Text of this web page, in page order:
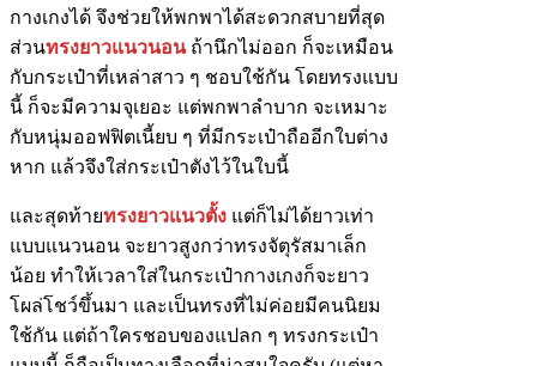
กางเกงได้ จึงช่วยให้พกพาได้สะดวกสบายที่สุด
ส่วนทรงยาวแนวนอนถ้านึกไม่ออก ก็จะเหมือน
กับกระเป๋าที่เหล่าสาว ๆ ชอบใช้กัน โดยทรงแบบ
นี้ ก็จะมีความจุเยอะ แต่พกพาลำบาก จะเหมาะ
กับหนุ่มออฟฟิตเนี้ยบ ๆ ที่มีกระเป๋าถืออีกใบต่าง
หาก แล้วจึงใส่กระเป๋าตังไว้ในใบนี้
และสุดท้ายทรงยาวแนวตั้ง แต่ก็ไม่ได้ยาวเท่า
แบบแนวนอน จะยาวสูงกว่าทรงจัตุรัสมาเล็ก
น้อย ทำให้เวลาใส่ในกระเป๋ากางเกงก็จะยาว
โผล่โชว์ขึ้นมา และเป็นทรงที่ไม่ค่อยมีคนนิยม
ใช้กัน แต่ถ้าใครชอบของแปลก ๆ ทรงกระเป๋า